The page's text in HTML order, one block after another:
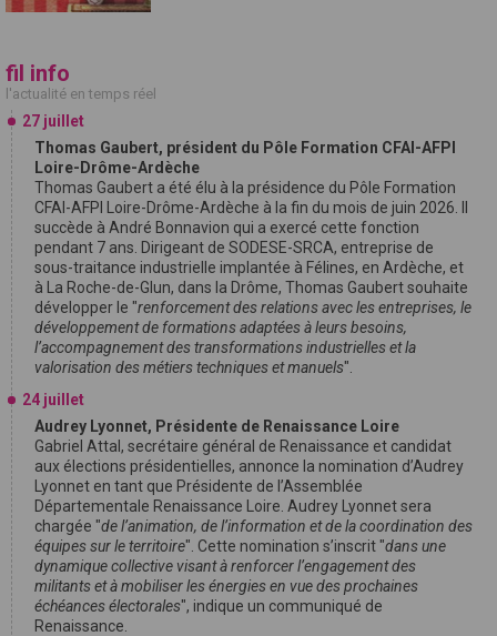
fil info
l'actualité en temps réel
27 juillet
Thomas Gaubert, président du Pôle Formation CFAI-AFPI
Loire-Drôme-Ardèche
Thomas Gaubert a été élu à la présidence du Pôle Formation
CFAI-AFPI Loire-Drôme-Ardèche à la fin du mois de juin 2026. Il
succède à André Bonnavion qui a exercé cette fonction
pendant 7 ans. Dirigeant de SODESE-SRCA, entreprise de
sous-traitance industrielle implantée à Félines, en Ardèche, et
à La Roche-de-Glun, dans la Drôme, Thomas Gaubert souhaite
développer le "renforcement des relations avec les entreprises, le
développement de formations adaptées à leurs besoins,
l’accompagnement des transformations industrielles et la
valorisation des métiers techniques et manuels".
24 juillet
Audrey Lyonnet, Présidente de Renaissance Loire
Gabriel Attal, secrétaire général de Renaissance et candidat
aux élections présidentielles, annonce la nomination d’Audrey
Lyonnet en tant que Présidente de l’Assemblée
Départementale Renaissance Loire. Audrey Lyonnet sera
chargée "de l’animation, de l’information et de la coordination des
équipes sur le territoire". Cette nomination s’inscrit "dans une
dynamique collective visant à renforcer l’engagement des
militants et à mobiliser les énergies en vue des prochaines
échéances électorales", indique un communiqué de
Renaissance.